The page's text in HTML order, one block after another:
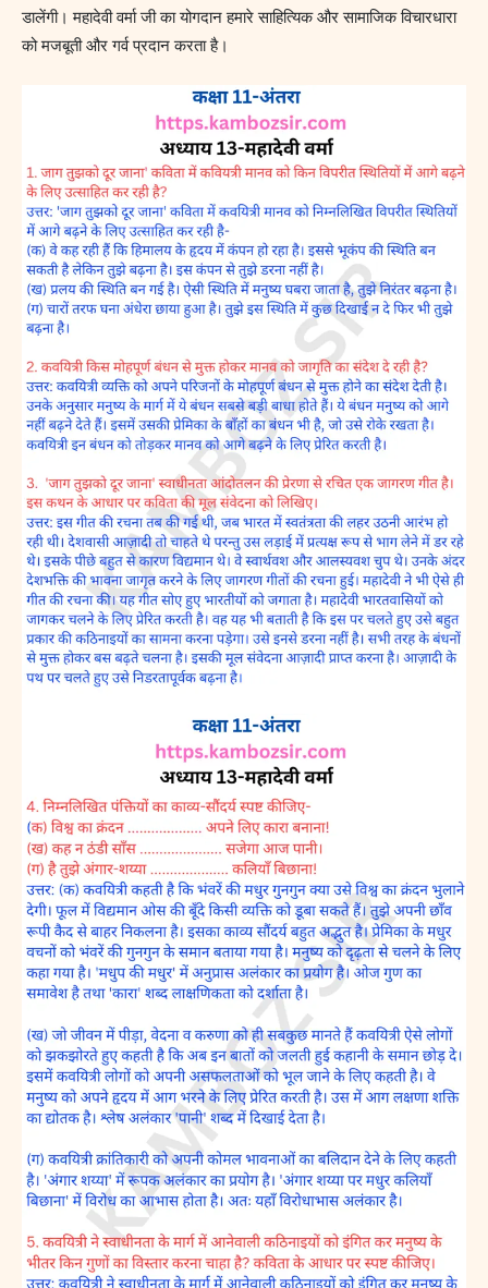
डालेंगी। महादेवी वर्मा जी का योगदान हमारे साहित्यिक और सामाजिक विचारधारा
को मजबूती और गर्व प्रदान करता है।